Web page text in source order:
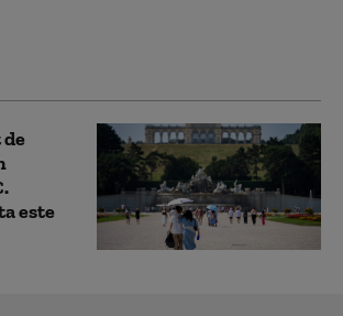
de
este